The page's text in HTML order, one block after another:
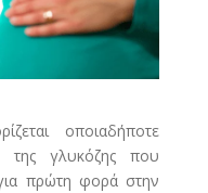
οποιαδήποτε
της γλυκόζης που
για πρώτη φορά στην